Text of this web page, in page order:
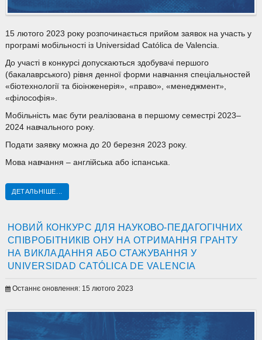
15 лютого 2023 року розпочинається прийом заявок на участь у
програмі мобільності із Universidad Católica de Valencia.
До участі в конкурсі допускаються здобувачі першого
(бакалаврського) рівня денної форми навчання спеціальностей
«біотехнології та біоінженерія», «право», «менеджмент»,
«філософія».
Мобільність має бути реалізована в першому семестрі 2023–
2024 навчального року.
Подати заявку можна до 20 березня 2023 року.
Мова навчання – англійська або іспанська.
ДЕТАЛЬНІШЕ...
НОВИЙ КОНКУРС ДЛЯ НАУКОВО-ПЕДАГОГІЧНИХ
СПІВРОБІТНИКІВ ОНУ НА ОТРИМАННЯ ГРАНТУ
НА ВИКЛАДАННЯ АБО СТАЖУВАННЯ У
UNIVERSIDAD CATÓLICA DE VALENCIA
Останнє оновлення: 15 лютого 2023